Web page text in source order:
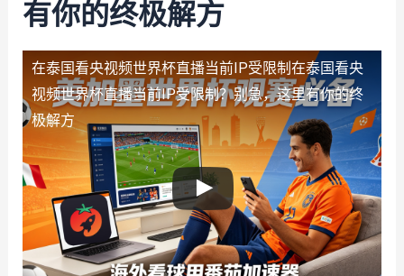
有你的终极解方
在泰国看央视频世界杯直播当前IP受限制 在泰国看央
视频世界杯直播当前IP受限制？别急，这里有你的终
极解方